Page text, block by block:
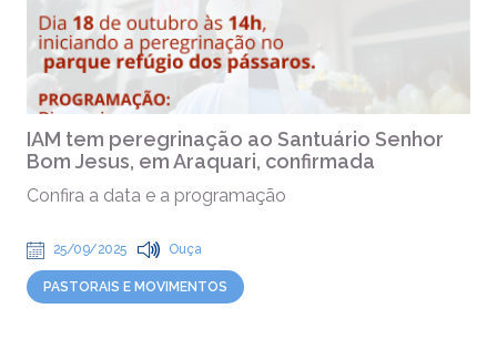
IAM tem peregrinação ao Santuário Senhor
Bom Jesus, em Araquari, confirmada
Confira a data e a programação
25/09/2025 Ouça
PASTORAIS E MOVIMENTOS